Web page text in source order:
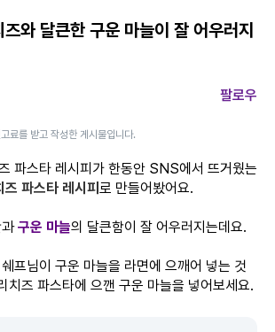
와 달큰한 구운 마늘이 잘 어우러지
팔로우
료를 받고 작성한 게시물입니다.
파스타 레시피가 한동안 SNS에서 뜨거웠는
즈 파스타 레시피 로 만들어봤어요.
구운 마늘의 달큰함이 잘 어우러지는데요.
프님이 구운 마늘을 라면에 으깨어 넣는 것
치즈 파스타에 으깬 구운 마늘을 넣어보세요.